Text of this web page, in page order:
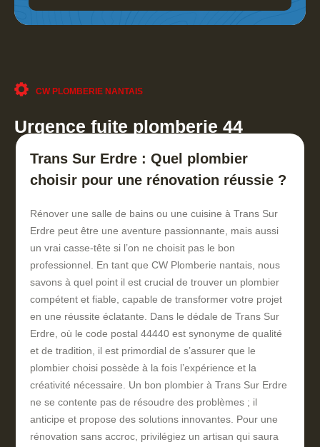
CW PLOMBERIE NANTAIS
Urgence fuite plomberie 44
Trans Sur Erdre : Quel plombier
choisir pour une rénovation réussie ?
Rénover une salle de bains ou une cuisine à Trans Sur
Erdre peut être une aventure passionnante, mais aussi
un vrai casse-tête si l’on ne choisit pas le bon
professionnel. En tant que CW Plomberie nantais, nous
savons à quel point il est crucial de trouver un plombier
compétent et fiable, capable de transformer votre projet
en une réussite éclatante. Dans le dédale de Trans Sur
Erdre, où le code postal 44440 est synonyme de qualité
et de tradition, il est primordial de s’assurer que le
plombier choisi possède à la fois l’expérience et la
créativité nécessaire. Un bon plombier à Trans Sur Erdre
ne se contente pas de résoudre des problèmes ; il
anticipe et propose des solutions innovantes. Pour une
rénovation sans accroc, privilégiez un artisan qui saura